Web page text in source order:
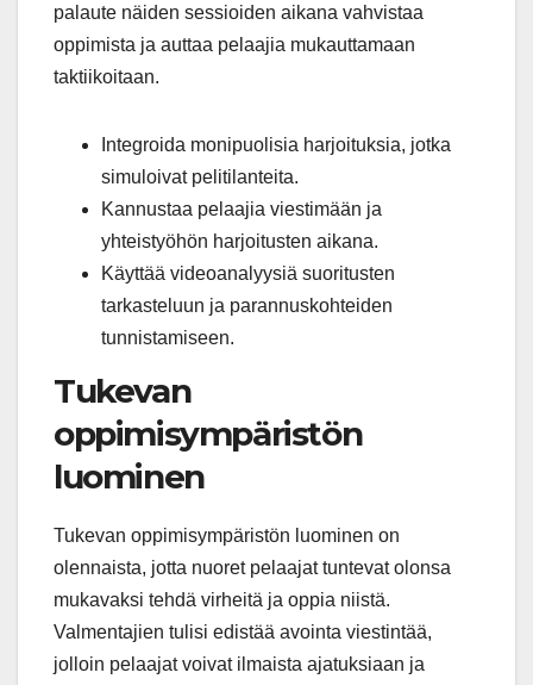
palaute näiden sessioiden aikana vahvistaa
oppimista ja auttaa pelaajia mukauttamaan
taktiikoitaan.
Integroida monipuolisia harjoituksia, jotka
simuloivat pelitilanteita.
Kannustaa pelaajia viestimään ja
yhteistyöhön harjoitusten aikana.
Käyttää videoanalyysiä suoritusten
tarkasteluun ja parannuskohteiden
tunnistamiseen.
Tukevan
oppimisympäristön
luominen
Tukevan oppimisympäristön luominen on
olennaista, jotta nuoret pelaajat tuntevat olonsa
mukavaksi tehdä virheitä ja oppia niistä.
Valmentajien tulisi edistää avointa viestintää,
jolloin pelaajat voivat ilmaista ajatuksiaan ja